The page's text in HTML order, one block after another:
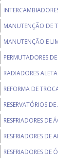
MANUTENÇÃO DE
MANUTENÇÃO E
PERMUTADORES
RADIADORES
REFORMA DE
RESERVATÓRIOS
RESFRIADORES DE
RESFRIADORES DE
RESFRIADORES DE